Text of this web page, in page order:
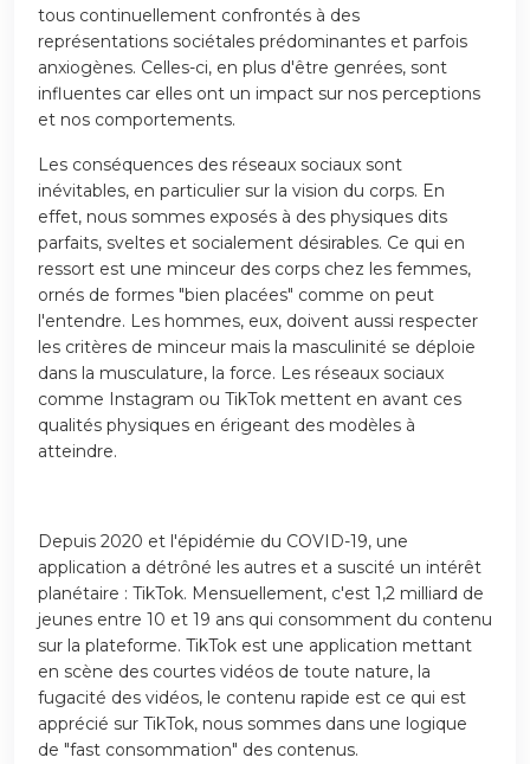
tous continuellement confrontés à des
représentations sociétales prédominantes et parfois
anxiogènes. Celles-ci, en plus d'être genrées, sont
influentes car elles ont un impact sur nos perceptions
et nos comportements.
Les conséquences des réseaux sociaux sont
inévitables, en particulier sur la vision du corps. En
effet, nous sommes exposés à des physiques dits
parfaits, sveltes et socialement désirables. Ce qui en
ressort est une minceur des corps chez les femmes,
ornés de formes "bien placées" comme on peut
l'entendre. Les hommes, eux, doivent aussi respecter
les critères de minceur mais la masculinité se déploie
dans la musculature, la force. Les réseaux sociaux
comme Instagram ou TikTok mettent en avant ces
qualités physiques en érigeant des modèles à
atteindre.
Depuis 2020 et l'épidémie du COVID-19, une
application a détrôné les autres et a suscité un intérêt
planétaire : TikTok. Mensuellement, c'est 1,2 milliard de
jeunes entre 10 et 19 ans qui consomment du contenu
sur la plateforme. TikTok est une application mettant
en scène des courtes vidéos de toute nature, la
fugacité des vidéos, le contenu rapide est ce qui est
apprécié sur TikTok, nous sommes dans une logique
de "fast consommation" des contenus.